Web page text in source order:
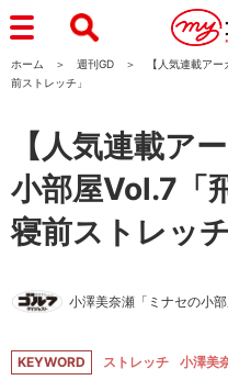
ホーム 週刊GD
【人気連載ア
前ストレッチ」
【人気連載ア
小部屋Vol.7「
寝前ストレッチ
小澤美奈瀬「ミナセの小部
KEYWORD ストレッチ 小澤美